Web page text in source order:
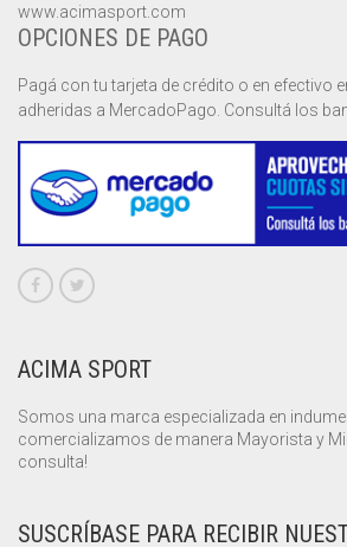
CALZA RECTA
CONJUNTOS
PANTALONES
REMERAS
MANGA CORTA
MANGA LARGA
SHORT CICLISTA
SHORT POLLERA
SHORT VOLEY
TOP
MEDIAS
PANTALONES
REMERAS
CAMISETAS
CHALECOS
MUSCULOSAS
REMERAS
CART
www.acimasport.com
OPCIONES DE PAGO
Pagá con tu tarjeta de crédito o en efectivo
adheridas a MercadoPago. Consultá los
ACIMA SPORT
Somos una marca especializada en
comercializamos de manera Mayorista y
consulta!
SUSCRÍBASE PARA RECIBIR